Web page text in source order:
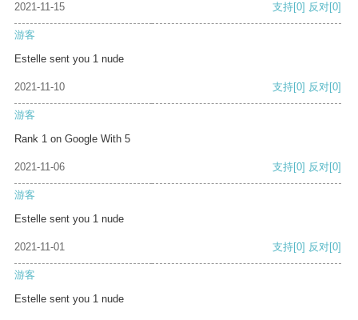
2021-11-15 支持[0] 反对[0]
游客
Estelle sent you 1 nude
2021-11-10 支持[0] 反对[0]
游客
Rank 1 on Google With 5
2021-11-06 支持[0] 反对[0]
游客
Estelle sent you 1 nude
2021-11-01 支持[0] 反对[0]
游客
Estelle sent you 1 nude